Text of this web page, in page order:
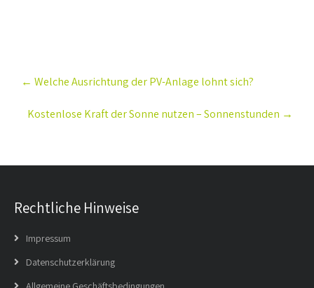
Post
navigation
← Welche Ausrichtung der PV-Anlage lohnt sich?
Kostenlose Kraft der Sonne nutzen – Sonnenstunden →
Rechtliche Hinweise
Impressum
Datenschutzerklärung